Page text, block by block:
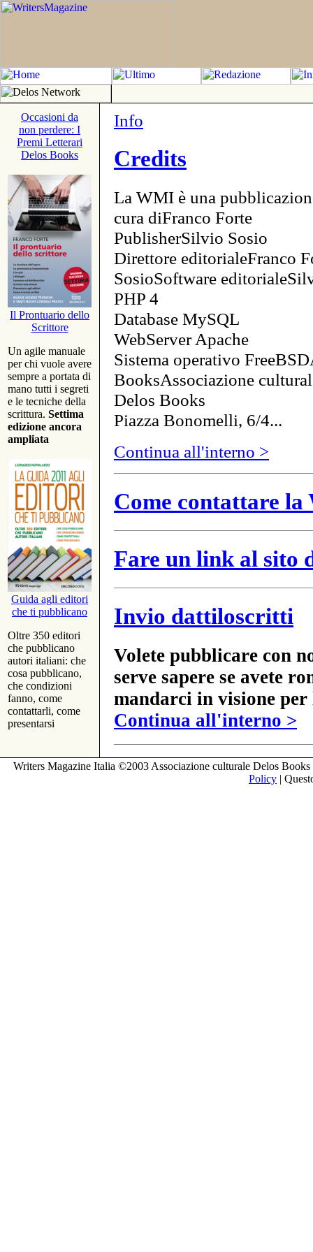
Occasioni da
non perdere: I
Premi Letterari
Delos Books
Il Prontuario dello
Scrittore
Un agile manuale
per chi vuole avere
sempre a portata di
mano tutti i segreti
e le tecniche della
scrittura. Settima
edizione ancora
ampliata
Guida agli editori
che ti pubblicano
Oltre 350 editori
che pubblicano
autori italiani: che
cosa pubblicano,
che condizioni
fanno, come
contattarli, come
presentarsi
Info
Credits
La WMI è una
cura diFranco Forte
PublisherSilvio Sosio
Direttore editorialeFranco
SosioSoftware
PHP 4
Database MySQL
WebServer Apache
Sistema operativo
BooksAssociazione
Delos Books
Piazza Bonomelli, 6/4...
Continua all'interno >
Come contattare
Fare un link al sito
Invio dattiloscritti
Volete pubblicare con
serve sapere se avete
mandarci in visione
Continua all'interno >
Writers Magazine Italia ©2003 Associazione culturale Delos
Policy |